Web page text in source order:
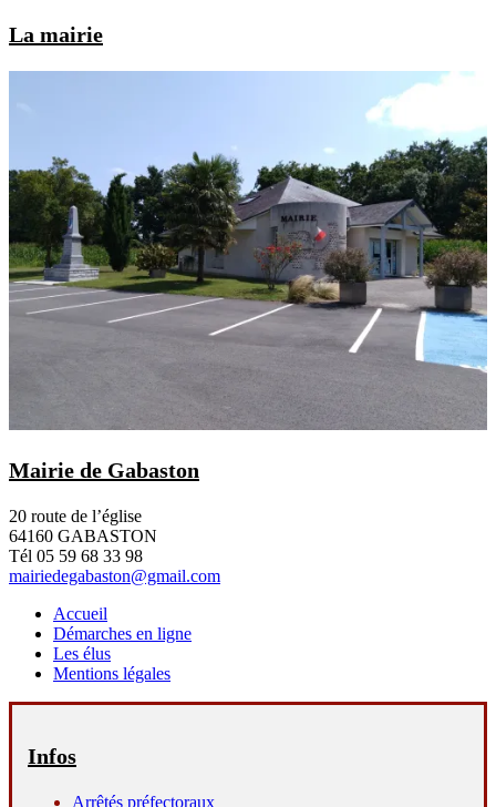
La mairie
Mairie de Gabaston
20 route de l’église
64160 GABASTON
Tél 05 59 68 33 98
mairiedegabaston@gmail.com
Accueil
Démarches en ligne
Les élus
Mentions légales
Infos
Arrêtés préfectoraux